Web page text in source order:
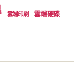
雲端印刷 雲端硬碟